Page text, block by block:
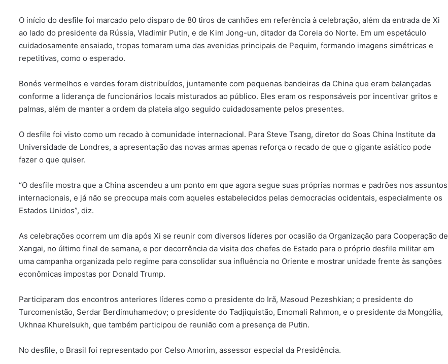
O início do desfile foi marcado pelo disparo de 80 tiros de canhões em referência à celebração, além da entrada de Xi
ao lado do presidente da Rússia, Vladimir Putin, e de Kim Jong-un, ditador da Coreia do Norte. Em um espetáculo
cuidadosamente ensaiado, tropas tomaram uma das avenidas principais de Pequim, formando imagens simétricas e
repetitivas, como o esperado.
Bonés vermelhos e verdes foram distribuídos, juntamente com pequenas bandeiras da China que eram balançadas
conforme a liderança de funcionários locais misturados ao público. Eles eram os responsáveis por incentivar gritos e
palmas, além de manter a ordem da plateia algo seguido cuidadosamente pelos presentes.
O desfile foi visto como um recado à comunidade internacional. Para Steve Tsang, diretor do Soas China Institute da
Universidade de Londres, a apresentação das novas armas apenas reforça o recado de que o gigante asiático pode
fazer o que quiser.
“O desfile mostra que a China ascendeu a um ponto em que agora segue suas próprias normas e padrões nos assuntos
internacionais, e já não se preocupa mais com aqueles estabelecidos pelas democracias ocidentais, especialmente os
Estados Unidos”, diz.
As celebrações ocorrem um dia após Xi se reunir com diversos líderes por ocasião da Organização para Cooperação de
Xangai, no último final de semana, e por decorrência da visita dos chefes de Estado para o próprio desfile militar em
uma campanha organizada pelo regime para consolidar sua influência no Oriente e mostrar unidade frente às sanções
econômicas impostas por Donald Trump.
Participaram dos encontros anteriores líderes como o presidente do Irã, Masoud Pezeshkian; o presidente do
Turcomenistão, Serdar Berdimuhamedov; o presidente do Tadjiquistão, Emomali Rahmon, e o presidente da Mongólia,
Ukhnaa Khurelsukh, que também participou de reunião com a presença de Putin.
No desfile, o Brasil foi representado por Celso Amorim, assessor especial da Presidência.